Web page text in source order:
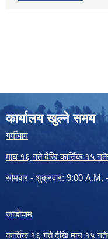
कार्यालय खुल्ने समय
गर्मीयाम
माघ १६ गते देखि कार्त्तिक १५
सोमबार - शुक्रवार: 9:00 A.M.
जाडोयाम
कार्त्तिक १६ गते देखि माघ १५